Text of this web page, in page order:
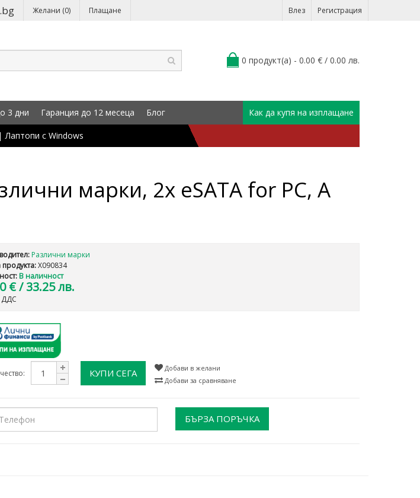
Желани (0) Плащане Влез Регистрация
0 продукт(а) - 0.00 € / 0.00 лв.
3 дни Гаранция до 12 месеца Блог Как да купя на изплащане
| Лаптопи с Windows
марки, 2x eSATA for PC, А
Различни марки
X090834
В наличност
€ / 33.25 лв.
ДДС
КУПИ СЕГА
Добави в желани
Добави за сравняване
БЪРЗА ПОРЪЧКА